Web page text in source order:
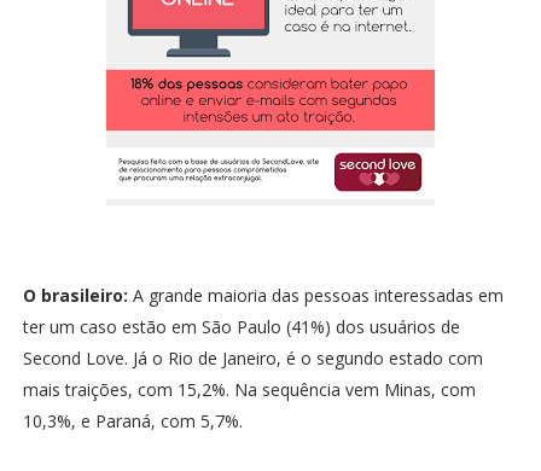
O brasileiro: A grande maioria das pessoas interessadas em
ter um caso estão em São Paulo (41%) dos usuários de
Second Love. Já o Rio de Janeiro, é o segundo estado com
mais traições, com 15,2%. Na sequência vem Minas, com
10,3%, e Paraná, com 5,7%.